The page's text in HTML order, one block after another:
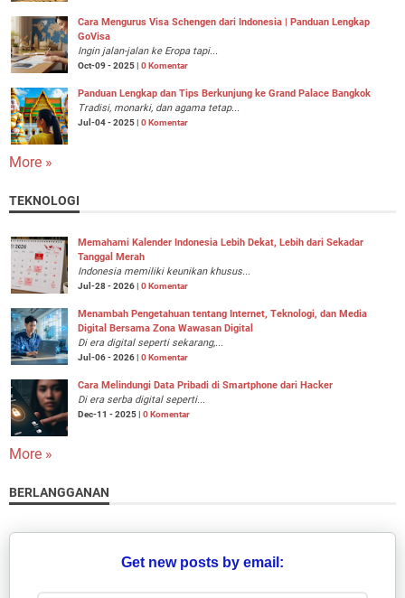
Cara Mengurus Visa Schengen dari Indonesia | Panduan Lengkap
GoVisa
Ingin jalan-jalan ke Eropa tapi...
Oct-09 - 2025 | 0 Komentar
Panduan Lengkap dan Tips Berkunjung ke Grand Palace Bangkok
Tradisi, monarki, dan agama tetap...
Jul-04 - 2025 | 0 Komentar
More »
TEKNOLOGI
Memahami Kalender Indonesia Lebih Dekat, Lebih dari Sekadar
Tanggal Merah
Indonesia memiliki keunikan khusus...
Jul-28 - 2026 | 0 Komentar
Menambah Pengetahuan tentang Internet, Teknologi, dan Media
Digital Bersama Zona Wawasan Digital
Di era digital seperti sekarang,...
Jul-06 - 2026 | 0 Komentar
Cara Melindungi Data Pribadi di Smartphone dari Hacker
Di era serba digital seperti...
Dec-11 - 2025 | 0 Komentar
More »
BERLANGGANAN
Get new posts by email: